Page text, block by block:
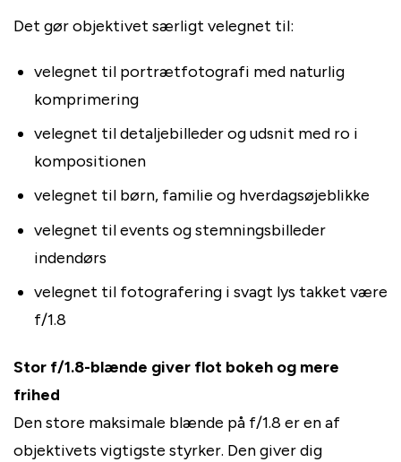
Det gør objektivet særligt velegnet til:
velegnet til portrætfotografi med naturlig
komprimering
velegnet til detaljebilleder og udsnit med ro i
kompositionen
velegnet til børn, familie og hverdagsøjeblikke
velegnet til events og stemningsbilleder
indendørs
velegnet til fotografering i svagt lys takket være
f/1.8
Stor f/1.8-blænde giver flot bokeh og mere
frihed
Den store maksimale blænde på f/1.8 er en af
objektivets vigtigste styrker. Den giver dig